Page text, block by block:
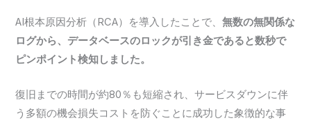
AI根本原因分析（RCA）を導入したことで、無数の無関係な
ログから、データベースのロックが引き金であると数秒で
ピンポイント検知しました。
復旧までの時間が約80％も短縮され、サービスダウンに伴
う多額の機会損失コストを防ぐことに成功した象徴的な事